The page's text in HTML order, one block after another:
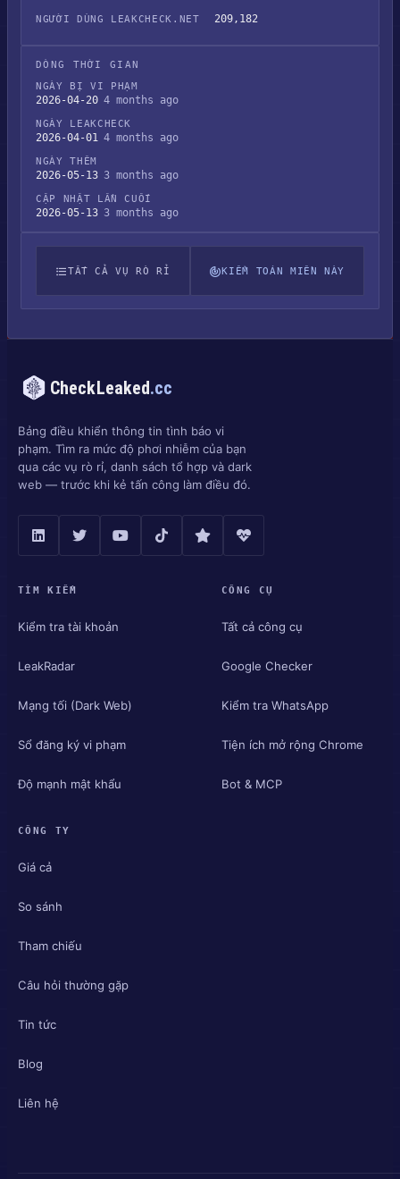
NGƯỜI DÙNG LEAKCHECK.NET 209,182
DÒNG THỜI GIAN
NGÀY BỊ VI PHẠM
2026-04-20 4 months ago
NGÀY LEAKCHECK
2026-04-01 4 months ago
NGÀY THÊM
2026-05-13 3 months ago
CẬP NHẬT LẦN CUỐI
2026-05-13 3 months ago
TẤT CẢ VỤ RÒ RỈ KIỂM TOÁN MIỀN NÀY
CheckLeaked.cc
Bảng điều khiển thông tin tình báo vi
phạm. Tìm ra mức độ phơi nhiễm của bạn
qua các vụ rò rỉ, danh sách tổ hợp và dark
web — trước khi kẻ tấn công làm điều đó.
TÌM KIẾM
Kiểm tra tài khoản
LeakRadar
Mạng tối (Dark Web)
Sổ đăng ký vi phạm
Độ mạnh mật khẩu
CÔNG CỤ
Tất cả công cụ
Google Checker
Kiểm tra WhatsApp
Tiện ích mở rộng Chrome
Bot & MCP
CÔNG TY
Giá cả
So sánh
Tham chiếu
Câu hỏi thường gặp
Tin tức
Blog
Liên hệ